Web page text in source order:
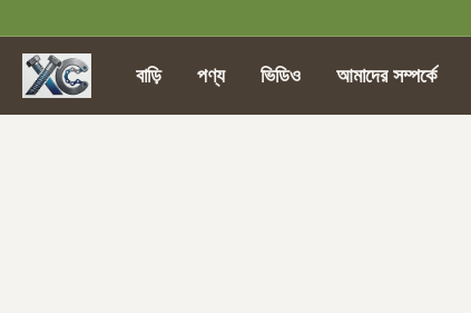
বাড়ি পণ্য ভিডিও আমাদের সম্পর্কে